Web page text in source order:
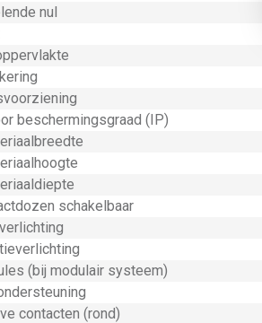
nul
beschermingsgraad (IP)
schakelbaar
(bij modulair systeem)
contacten (rond)